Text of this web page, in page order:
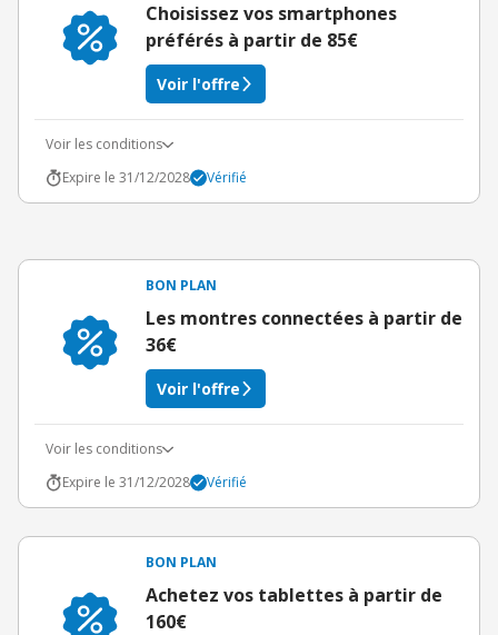
Choisissez vos smartphones
préférés à partir de 85€
Voir l'offre
Voir les conditions
Expire le 31/12/2028
Vérifié
BON PLAN
Les montres connectées à partir de
36€
Voir l'offre
Voir les conditions
Expire le 31/12/2028
Vérifié
BON PLAN
Achetez vos tablettes à partir de
160€